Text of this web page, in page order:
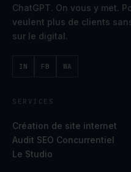
ChatGPT. On vous y met.
veulent plus de clients
sur le digital.
IN FB WA
SERVICES
Création de site internet
Audit SEO Concurrentiel
Le Studio